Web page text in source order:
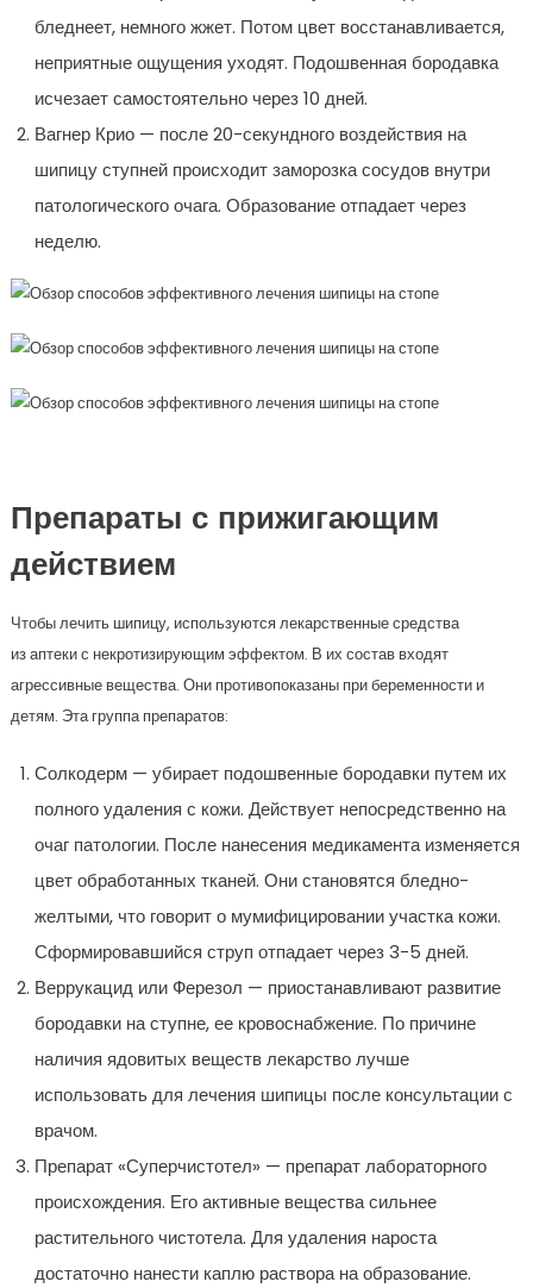
бледнеет, немного жжет. Потом цвет восстанавливается,
неприятные ощущения уходят. Подошвенная бородавка
исчезает самостоятельно через 10 дней.
Вагнер Крио — после 20-секундного воздействия на
шипицу ступней происходит заморозка сосудов внутри
патологического очага. Образование отпадает через
неделю.
Препараты с прижигающим
действием
Чтобы лечить шипицу, используются лекарственные средства
из аптеки с некротизирующим эффектом. В их состав входят
агрессивные вещества. Они противопоказаны при беременности и
детям. Эта группа препаратов:
Солкодерм — убирает подошвенные бородавки путем их
полного удаления с кожи. Действует непосредственно на
очаг патологии. После нанесения медикамента изменяется
цвет обработанных тканей. Они становятся бледно-
желтыми, что говорит о мумифицировании участка кожи.
Сформировавшийся струп отпадает через 3-5 дней.
Веррукацид или Ферезол — приостанавливают развитие
бородавки на ступне, ее кровоснабжение. По причине
наличия ядовитых веществ лекарство лучше
использовать для лечения шипицы после консультации с
врачом.
Препарат «Суперчистотел» — препарат лабораторного
происхождения. Его активные вещества сильнее
растительного чистотела. Для удаления нароста
достаточно нанести каплю раствора на образование.